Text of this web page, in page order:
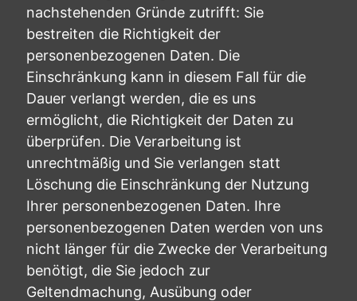
nachstehenden Gründe zutrifft: Sie
bestreiten die Richtigkeit der
personenbezogenen Daten. Die
Einschränkung kann in diesem Fall für die
Dauer verlangt werden, die es uns
ermöglicht, die Richtigkeit der Daten zu
überprüfen. Die Verarbeitung ist
unrechtmäßig und Sie verlangen statt
Löschung die Einschränkung der Nutzung
Ihrer personenbezogenen Daten. Ihre
personenbezogenen Daten werden von uns
nicht länger für die Zwecke der Verarbeitung
benötigt, die Sie jedoch zur
Geltendmachung, Ausübung oder